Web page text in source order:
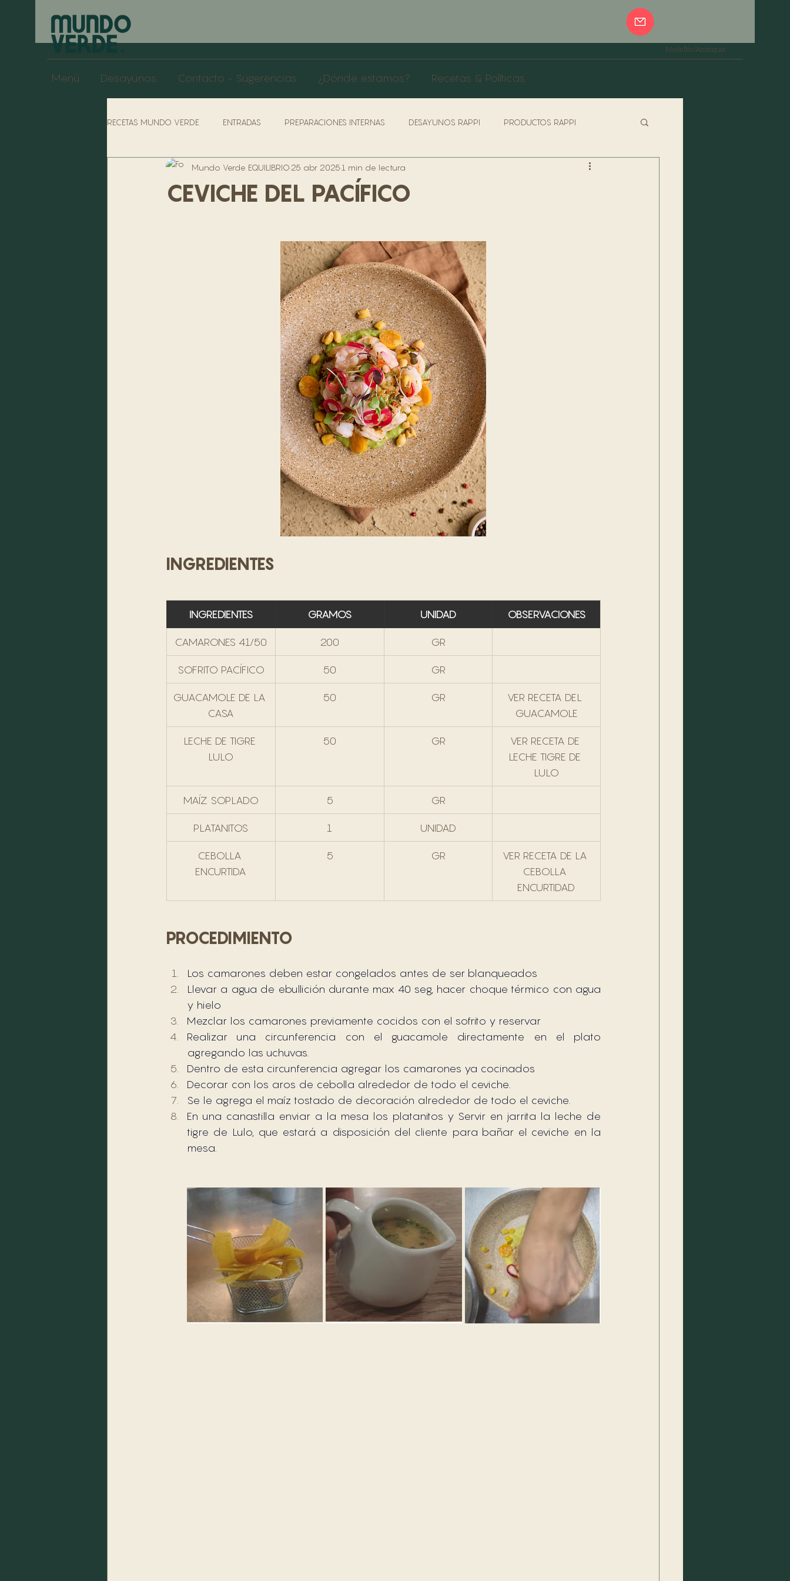
Menú Desayunos Contacto - Sugerencias ¿Dónde estamos? Recetas & Políticas
Medellín/Antioquia
RECETAS MUNDO VERDE ENTRADAS PREPARACIONES INTERNAS DESAYUNOS RAPPI PRODUCTOS RAPPI
POLÍTICAS COCINAS POLÍTICAS & PROTOCOLO SERVICIO ROLES COCINA ESPECIALES
CEVICHE DEL PACÍFICO
Mundo Verde EQUILIBRIO 25 abr 2025 1 min de lectura
INGREDIENTES
INGREDIENTES GRAMOS UNIDAD OBSERVACIONES
CAMARONES 41/50 200 GR
SOFRITO PACÍFICO 50 GR
GUACAMOLE DE LA
CASA
50 GR
VER RECETA DEL
GUACAMOLE
LECHE DE TIGRE
LULO
50 GR
VER RECETA DE
LECHE TIGRE DE
LULO
MAÍZ SOPLADO 5 GR
PLATANITOS 1 UNIDAD
CEBOLLA
ENCURTIDA
5 GR
VER RECETA DE LA
CEBOLLA
ENCURTIDAD
PROCEDIMIENTO
Los camarones deben estar congelados antes de ser blanqueados
Llevar a agua de ebullición durante max 40 seg, hacer choque térmico con agua
y hielo
Mezclar los camarones previamente cocidos con el sofrito y reservar
Realizar una circunferencia con el guacamole directamente en el plato
agregando las uchuvas.
Dentro de esta circunferencia agregar los camarones ya cocinados
Decorar con los aros de cebolla alrededor de todo el ceviche.
Se le agrega el maíz tostado de decoración alrededor de todo el ceviche.
En una canastilla enviar a la mesa los platanitos y Servir en jarrita la leche de
tigre de Lulo, que estará a disposición del cliente para bañar el ceviche en la
mesa.